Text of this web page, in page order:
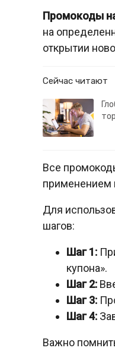
Промокоды
на
открытии
Сейчас читают
Все
применением
Для
шагов:
Шаг 1:
купона».
Шаг 2:
Шаг 3:
Шаг 4:
Важно